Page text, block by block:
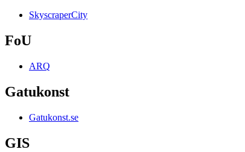
SkyscraperCity
FoU
ARQ
Gatukonst
Gatukonst.se
GIS